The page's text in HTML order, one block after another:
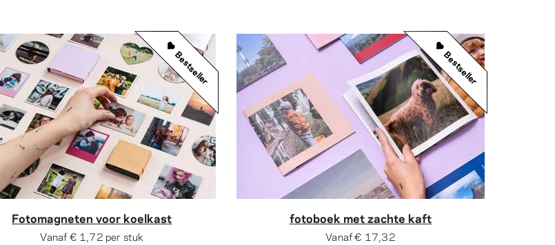
Fotomagneten voor koelkast
Vanaf€ 1,72 per stuk
Bestseller
fotoboek met zachte kaft
Vanaf€ 17,32
Bestseller